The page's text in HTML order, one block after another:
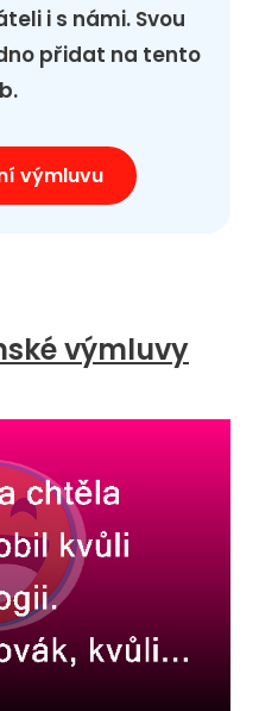
i s námi. Svou
přidat na tento
výmluvu
výmluvy